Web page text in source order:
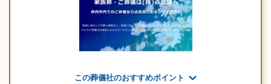
この葬儀社のおすすめポイント